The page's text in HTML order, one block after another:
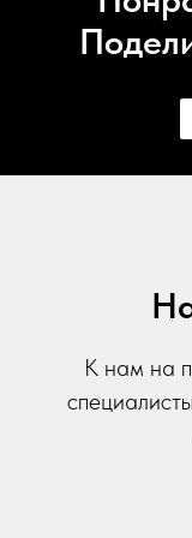
К нам на